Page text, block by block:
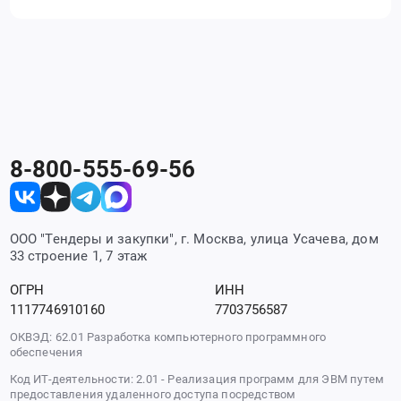
8-800-555-69-56
ООО "Тендеры и закупки", г. Москва, улица Усачева, дом
33 строение 1, 7 этаж
ОГРН
1117746910160
ИНН
7703756587
ОКВЭД: 62.01 Разработка компьютерного программного
обеспечения
Код ИТ-деятельности: 2.01 - Реализация программ для ЭВМ путем
предоставления удаленного доступа посредством